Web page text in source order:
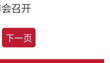
召开
下一页